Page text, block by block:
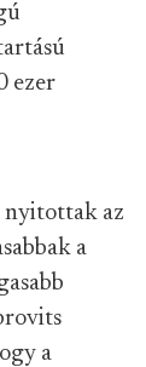
ezer
nyitottak az
a
a